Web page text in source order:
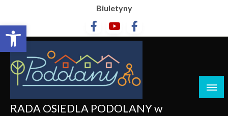
Otwórz pasek narzędzi
Biuletyny
RADA OSIEDLA PODOLANY w